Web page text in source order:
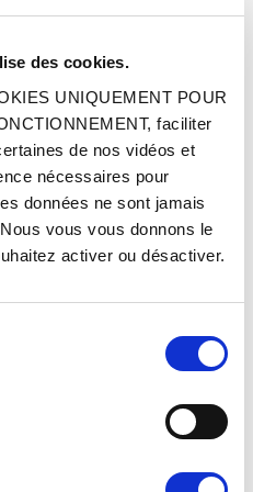
des cookies.
UNIQUEMENT POUR
faciliter
de nos vidéos et
nécessaires pour
données ne sont jamais
vous vous donnons le
activer ou désactiver.
TUBE DE SORTIE 2CV - INOX
Réf. : 3009403 EN STOCK
Prix 49.90 €
AJOUTER AU PANIER
POT D'ÉCHAPPEMENT SOUS BOÎTE